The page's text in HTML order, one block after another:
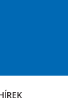
HÍREK